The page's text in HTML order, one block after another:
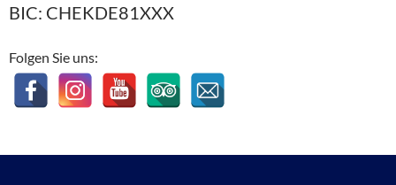
BIC: CHEKDE81XXX
Folgen Sie uns: